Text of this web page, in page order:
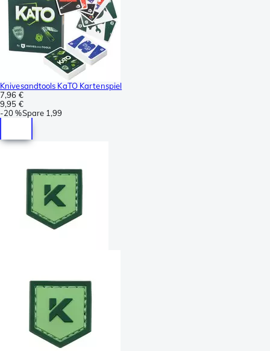
Knivesandtools KaTO Kartenspiel
7,96 €
9,95 €
-20 %Spare 1,99